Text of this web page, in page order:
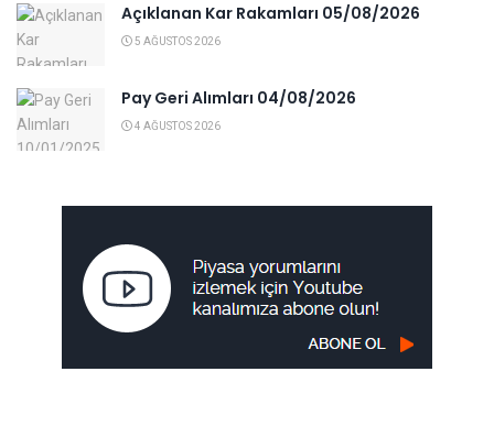
Açıklanan Kar Rakamları 05/08/2026
5 AĞUSTOS 2026
Pay Geri Alımları 04/08/2026
4 AĞUSTOS 2026